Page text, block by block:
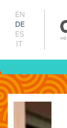
EN
DE
ES
IT